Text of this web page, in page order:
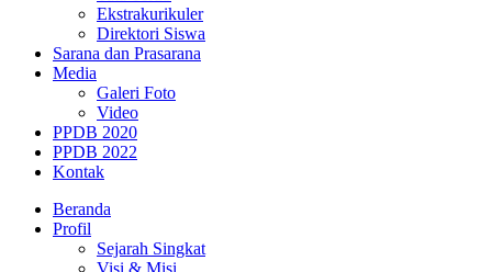
Ekstrakurikuler
Direktori Siswa
Sarana dan Prasarana
Media
Galeri Foto
Video
PPDB 2020
PPDB 2022
Kontak
Beranda
Profil
Sejarah Singkat
Visi & Misi